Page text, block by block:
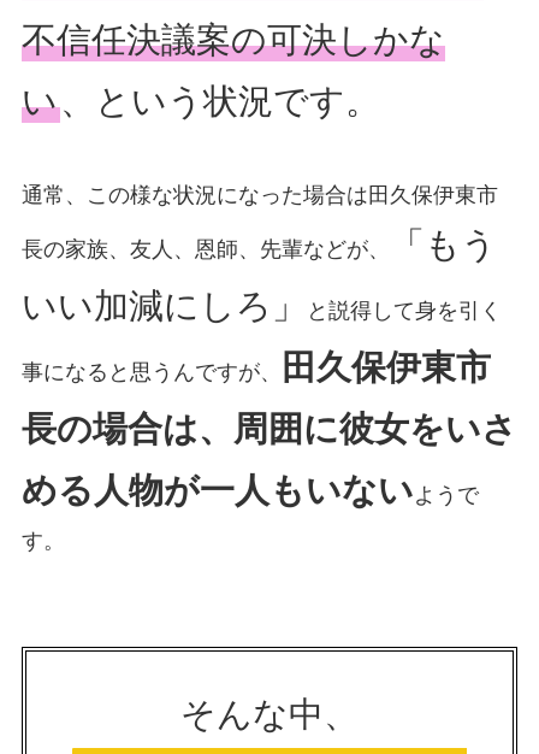
不信任決議案の可決しかな
い、という状況です。
通常、この様な状況になった場合は田久保伊東市
長の家族、友人、恩師、先輩などが、
「もう
いい加減にしろ」
と説得して身を引く
事になると思うんですが、
田久保伊東市
長の場合は、周囲に彼女をいさ
める人物が一人もいないようで
す。
そんな中、